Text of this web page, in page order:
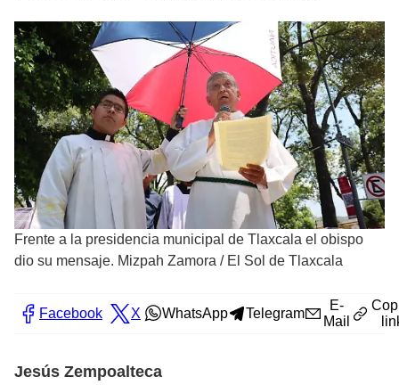
Frente a la presidencia municipal de Tlaxcala el obispo
dio su mensaje. Mizpah Zamora / El Sol de Tlaxcala
Facebook X WhatsApp Telegram
E-
Mail
Jesús Zempoalteca